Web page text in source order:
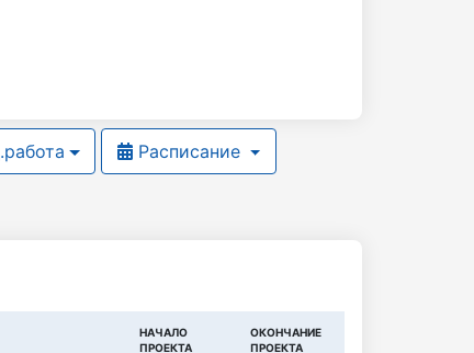
Расписание
НАЧАЛО
ПРОЕКТА
ОКОНЧАНИЕ
ПРОЕКТА